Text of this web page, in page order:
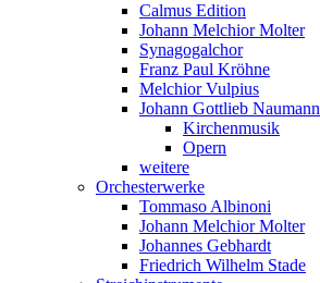
Calmus Edition
Johann Melchior Molter
Synagogalchor
Franz Paul Kröhne
Melchior Vulpius
Johann Gottlieb Naumann
Kirchenmusik
Opern
weitere
Orchesterwerke
Tommaso Albinoni
Johann Melchior Molter
Johannes Gebhardt
Friedrich Wilhelm Stade